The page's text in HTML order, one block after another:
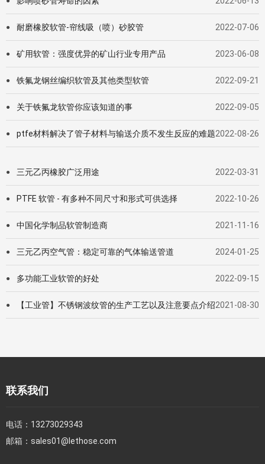
● 耐磨橡胶软管-帘线吸（喷）砂胶管 2022-07-06
● 矿用软管：强度优异的矿山行业专用产品 2023-06-08
● 铁氟龙钢丝编织软管及其他类型软管 2022-09-21
● 关于铁氟龙软管你应该知道的事 2022-09-05
● ptfe材料解决了管子材料与输送介质不发生反应的难题2022-08-26
● 三元乙丙橡胶广泛用途 2022-03-31
● PTFE 软管 - 有多种不同尺寸和形式可供选择 2022-10-26
● 中国化学制品软管制造商 2021-11-16
● 三元乙丙空气管：稳定可靠的气体输送管道 2024-01-25
● 多功能工业软管的好处 2022-09-15
● 【工业管】不锈钢波纹管的生产工艺以及注意要点介绍2021-08-30
联系我们
电话： 13273029343
邮箱： sales01@lethose.com